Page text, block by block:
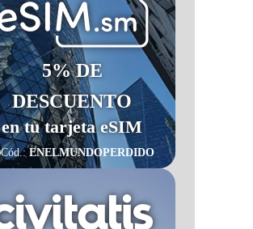
5% DE
DESCUENTO
en tu tarjeta eSIM
Cód.: ENELMUNDOPERDIDO